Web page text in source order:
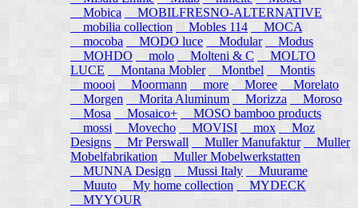
Mobica
MOBILFRESNO-ALTERNATIVE
mobilia collection
Mobles 114
MOCA
mocoba
MODO luce Modular
Modus
MOHDO
molo Molteni & C
MOLTO
LUCE
Montana Mobler Montbel
Montis
moooi
Moormann more Moree
Morelato
Morgen
Morita Aluminum Morizza
Moroso
Mosa
Mosaico+
MOSO bamboo products
mossi
Movecho MOVISI mox
Moz
Designs
Mr Perswall Muller Manufaktur
Muller
Mobelfabrikation
Muller Mobelwerkstatten
MUNNA Design
Mussi Italy
Muurame
Muuto My home collection
MYDECK
MYYOUR